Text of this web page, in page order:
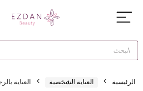
الرئيسية العناية الشخصية العناية